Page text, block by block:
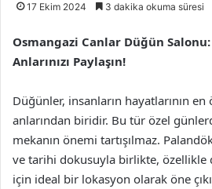
17 Ekim 2024 3 dakika okuma süresi
Osmangazi Canlar Düğün
Anlarınızı Paylaşın!
Düğünler, insanların hayatlarının
anlarından biridir. Bu tür özel
mekanın önemi tartışılmaz.
ve tarihi dokusuyla birlikte, özellikle
için ideal bir lokasyon olarak öne